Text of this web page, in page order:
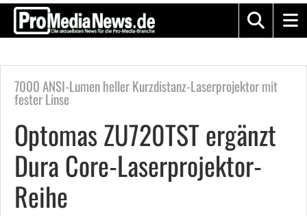
7000 ANSI-Lumen heller Kurzdistanz-Laserprojektor mit
fester Linse
Optomas ZU720TST ergänzt
Dura Core-Laserprojektor-
Reihe